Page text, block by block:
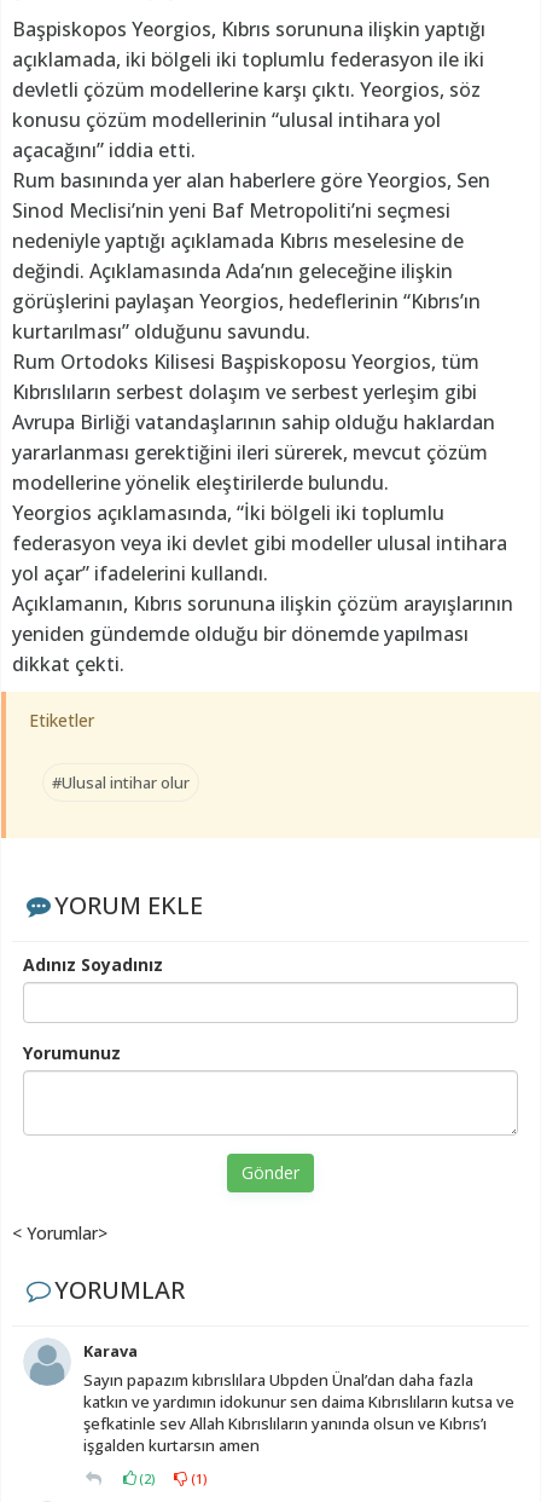
Başpiskopos Yeorgios, Kıbrıs sorununa ilişkin yaptığı
açıklamada, iki bölgeli iki toplumlu federasyon ile iki
devletli çözüm modellerine karşı çıktı. Yeorgios, söz
konusu çözüm modellerinin “ulusal intihara yol
açacağını” iddia etti.
Rum basınında yer alan haberlere göre Yeorgios, Sen
Sinod Meclisi’nin yeni Baf Metropoliti’ni seçmesi
nedeniyle yaptığı açıklamada Kıbrıs meselesine de
değindi. Açıklamasında Ada’nın geleceğine ilişkin
görüşlerini paylaşan Yeorgios, hedeflerinin “Kıbrıs’ın
kurtarılması” olduğunu savundu.
Rum Ortodoks Kilisesi Başpiskoposu Yeorgios, tüm
Kıbrıslıların serbest dolaşım ve serbest yerleşim gibi
Avrupa Birliği vatandaşlarının sahip olduğu haklardan
yararlanması gerektiğini ileri sürerek, mevcut çözüm
modellerine yönelik eleştirilerde bulundu.
Yeorgios açıklamasında, “İki bölgeli iki toplumlu
federasyon veya iki devlet gibi modeller ulusal intihara
yol açar” ifadelerini kullandı.
Açıklamanın, Kıbrıs sorununa ilişkin çözüm arayışlarının
yeniden gündemde olduğu bir dönemde yapılması
dikkat çekti.
Etiketler
#Ulusal intihar olur
YORUM EKLE
Adınız Soyadınız
Yorumunuz
Gönder
< Yorumlar>
YORUMLAR
Karava
Sayın papazım kıbrıslılara Ubpden Ünal’dan daha fazla
katkın ve yardımın idokunur sen daima Kıbrıslıların kutsa ve
şefkatinle sev Allah Kıbrıslıların yanında olsun ve Kıbrıs’ı
işgalden kurtarsın amen
(2) (1)